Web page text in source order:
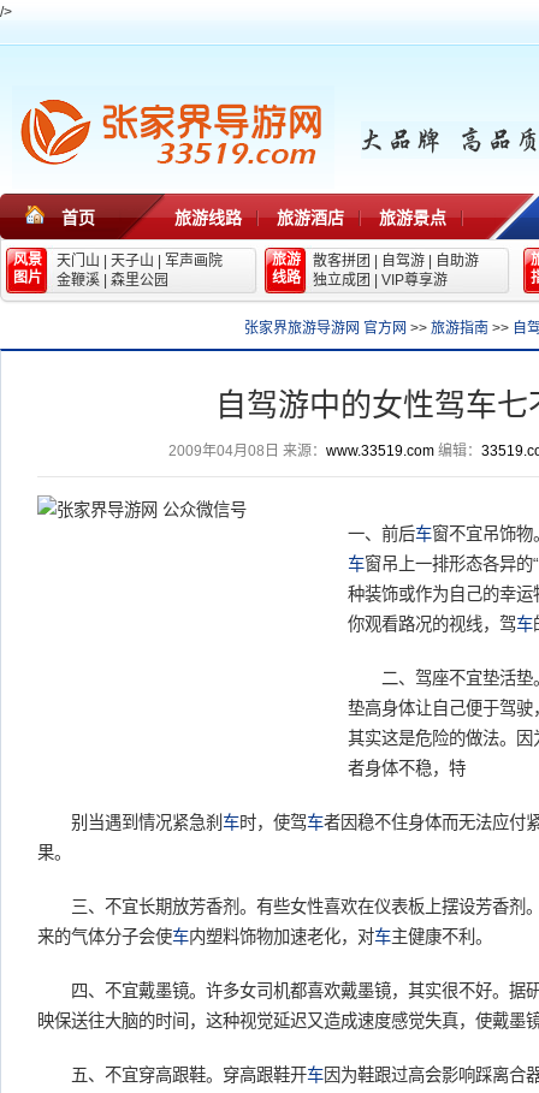
/>
首页 旅游线路 旅游酒店 旅游景点
风景
图片
天门山 天子山
军声画院
金鞭溪
森里公园
旅游
线路
散客拼团 自驾游
自助游
独立成团
VIP尊享游
张家界旅游导游网 官方网 >> 旅游指南 >> 自
自驾游中的女性驾车七
2009年04月08日 来源： www.33519.com编辑：
一、前后车窗不宜吊饰物
车窗吊上一排形态各异的
种装饰或作为自己的幸
你观看路况的视线，驾车
二、驾座不宜垫活垫
垫高身体让自己便于驾
其实这是危险的做法。
者身体不稳，特
别当遇到情况紧急刹车时，使驾车者因稳不住身体而无法应付
果。
三、不宜长期放芳香剂。有些女性喜欢在仪表板上摆设芳香剂
来的气体分子会使车内塑料饰物加速老化，对车主健康不利。
四、不宜戴墨镜。许多女司机都喜欢戴墨镜，其实很不好。据
映保送往大脑的时间，这种视觉延迟又造成速度感觉失真，使戴墨
五、不宜穿高跟鞋。穿高跟鞋开车因为鞋跟过高会影响踩离合